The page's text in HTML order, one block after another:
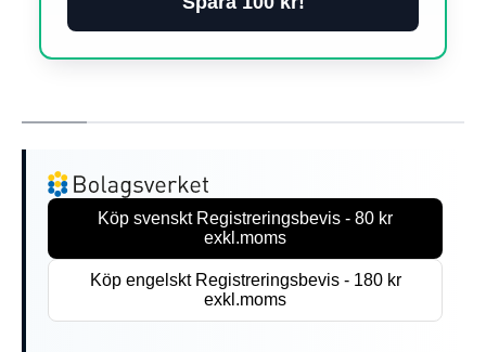
Köp svenskt Registreringsbevis - 80 kr
exkl.moms
Köp engelskt Registreringsbevis - 180 kr
exkl.moms